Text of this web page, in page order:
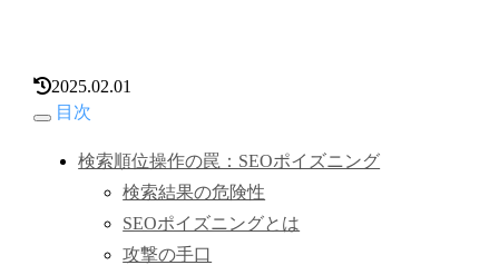
2025.02.01
目次
検索順位操作の罠：SEOポイズニング
検索結果の危険性
SEOポイズニングとは
攻撃の手口